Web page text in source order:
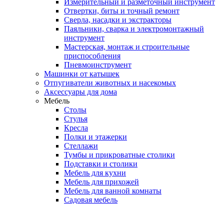
Отвертки, биты и точный ремонт
Сверла, насадки и экстракторы
Паяльники, сварка и электромонтажный
инструмент
Мастерская, монтаж и строительные
приспособления
Пневмоинструмент
Машинки от катышек
Отпугиватели животных и насекомых
Аксессуары для дома
Мебель
Столы
Стулья
Кресла
Полки и этажерки
Стеллажи
Тумбы и прикроватные столики
Подставки и столики
Мебель для кухни
Мебель для прихожей
Мебель для ванной комнаты
Садовая мебель